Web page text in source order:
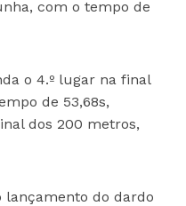
com o tempo de
o 4.º lugar na final
de 53,68s,
dos 200 metros,
lançamento do dardo